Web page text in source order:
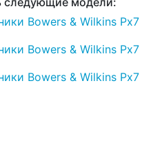
Bowers & Wilkins Px7
Bowers & Wilkins Px7
Bowers & Wilkins Px7